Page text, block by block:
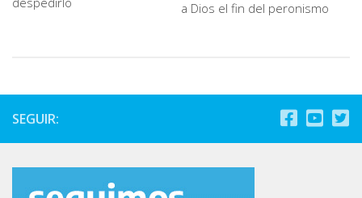
a Dios el fin del peronismo
SEGUIR: